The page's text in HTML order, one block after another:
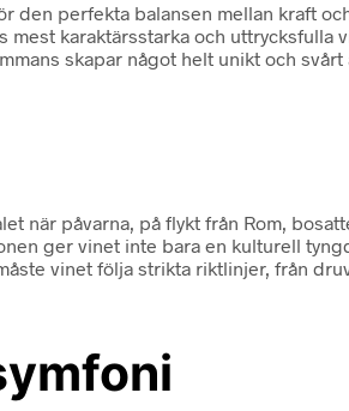
perfekta balansen mellan kraft
karaktärsstarka och
skapar något helt unikt och svårt
när påvarna, på flykt från Rom,
ger vinet inte bara en kulturell
vinet följa strikta riktlinjer, från